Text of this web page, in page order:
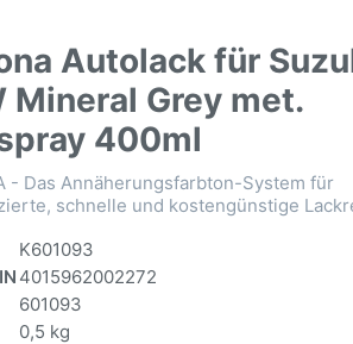
Autolack für
Mineral Grey met.
400ml
- Das Annäherungsfarbton-System für
schnelle und kostengünstige
K601093
4015962002272
601093
0,5 kg